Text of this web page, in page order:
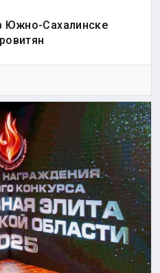
Южно-Сахалинске